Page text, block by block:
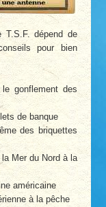
dépend de
pour bien
gonflement des
de banque
des briquettes
Mer du Nord à la
américaine
à la pêche